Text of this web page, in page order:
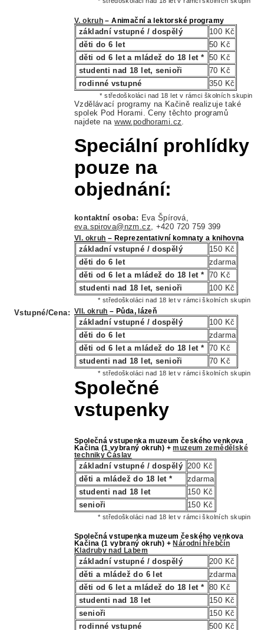
Vstupné/Cena:
V. okruh – Animační a lektorské programy
základní vstupné / dospělý
100 Kč
děti do 6 let
50 Kč
děti od 6 let a mládež do 18 let * 50 Kč
studenti nad 18 let, senioři
70 Kč
rodinné vstupné
350 Kč
* středoškoláci nad 18 let v rámci školních skupin
Vzdělávací programy na Kačině realizuje také
spolek Pod Horami. Ceny těchto programů
najdete nawww.podhorami.cz
Speciální prohlídky
pouze na
objednání:
kontaktní osoba: Eva Špírová,
eva.spirova@nzm.cz, +420 720 759 399
VI. okruh – Reprezentativní komnaty a knihovna
základní vstupné / dospělý
150 Kč
děti do 6 let
zdarma
děti od 6 let a mládež do 18 let * 70 Kč
studenti nad 18 let, senioři
100 Kč
* středoškoláci nad 18 let v rámci školních skupin
VII. okruh – Půda, lázeň
základní vstupné / dospělý
100 Kč
děti do 6 let
zdarma
děti od 6 let a mládež do 18 let * 70 Kč
studenti nad 18 let, senioři
70 Kč
* středoškoláci nad 18 let v rámci školních skupin
Společné
vstupenky
Společná vstupenka muzeum českého venkova
Kačina (1 vybraný okruh) +muzeum zemědělské
techniky Čáslav
základní vstupné / dospělý
200 Kč
děti a mládež do 18 let *
zdarma
studenti nad 18 let
150 Kč
senioři
150 Kč
* středoškoláci nad 18 let v rámci školních skupin
Společná vstupenkamuzeum českého venkova
Kačina (1 vybraný okruh) + Národní hřebčín
Kladruby nad Labem
základní vstupné / dospělý
200 Kč
děti a mládež do 6 let
zdarma
děti od 6 let a mládež do 18 let * 80 Kč
studenti nad 18 let
150 Kč
senioři
150 Kč
rodinné vstupné
500 Kč